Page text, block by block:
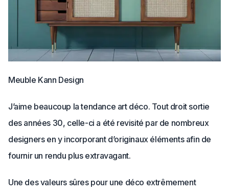
Meuble Kann Design
J’aime beaucoup la tendance art déco. Tout droit sortie
des années 30, celle-ci a été revisité par de nombreux
designers en y incorporant d’originaux éléments afin de
fournir un rendu plus extravagant.
Une des valeurs sûres pour une déco extrêmement